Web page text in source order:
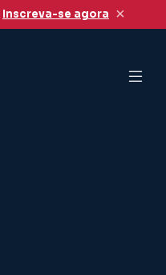
Inscreva-se agora ×